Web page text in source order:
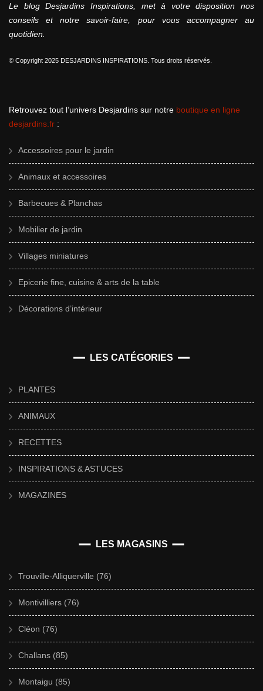
Le blog Desjardins Inspirations, met à votre disposition nos
conseils et notre savoir-faire, pour vous accompagner au
quotidien.
© Copyright 2025 DESJARDINS INSPIRATIONS. Tous droits réservés.
Retrouvez tout l’univers Desjardins sur notre boutique en ligne
desjardins.fr :
Accessoires pour le jardin
Animaux et accessoires
Barbecues & Planchas
Mobilier de jardin
Villages miniatures
Epicerie fine, cuisine & arts de la table
Décorations d’intérieur
LES CATÉGORIES
PLANTES
ANIMAUX
RECETTES
INSPIRATIONS & ASTUCES
MAGAZINES
LES MAGASINS
Trouville-Alliquerville (76)
Montivilliers (76)
Cléon (76)
Challans (85)
Montaigu (85)